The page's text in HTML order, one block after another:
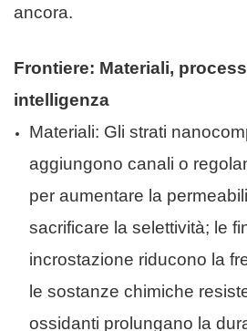
ancora.
Frontiere: Materiali,
intelligenza
Materiali: Gli strati
aggiungono canali o
per aumentare la
sacrificare la selettività; le
incrostazione riducono la
le sostanze chimiche
ossidanti prolungano la